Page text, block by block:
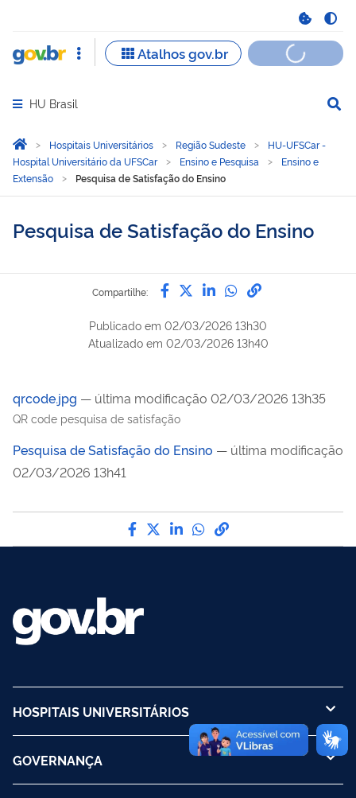
Abrir menu principal de navegação
HU Brasil
Você está aqui:
Página Inicial
Hospitais Universitários Região Sudeste
HU-UFSCar -
Hospital Universitário da UFSCar
Ensino e Pesquisa
Ensino e
Extensão
Pesquisa de Satisfação do Ensino
Pesquisa de Satisfação do Ensino
Compartilhe: Compartilhe por Facebook
Compartilhe por Twitter
Compartilhe por
Compartilhe
link para
Publicado em 02/03/2026 13h30
Atualizado em 02/03/2026 13h40
qrcode.jpg — última modificação 02/03/2026 13h35
QR code pesquisa de satisfação
Pesquisa de Satisfação do Ensino — última modificação
02/03/2026 13h41
Compartilhe por Facebook
Compartilhe por Twitter
Compartilhe por
Compartilhe por
link para Copiar
HOSPITAIS UNIVERSITÁRIOS
GOVERNANÇA